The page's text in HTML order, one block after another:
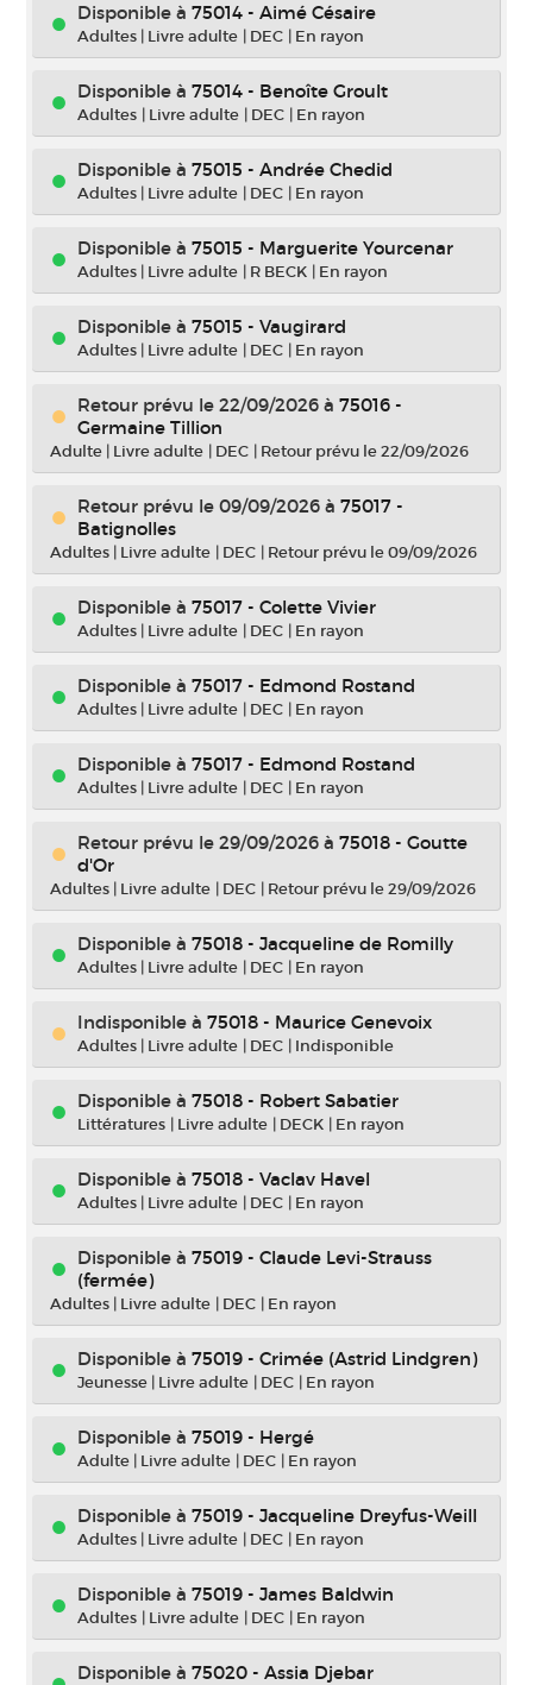
Disponible à 75014 - Aimé Césaire
Adultes | Livre adulte | DEC | En rayon
Disponible à 75014 - Benoîte Groult
Adultes | Livre adulte | DEC | En rayon
Disponible à 75015 - Andrée Chedid
Adultes | Livre adulte | DEC | En rayon
Disponible à 75015 - Marguerite Yourcenar
Adultes | Livre adulte | R BECK | En rayon
Disponible à 75015 - Vaugirard
Adultes | Livre adulte | DEC | En rayon
Retour prévu le 22/09/2026 à 75016 -
Germaine Tillion
Adulte | Livre adulte | DEC | Retour prévu le 22/09/2026
Retour prévu le 09/09/2026 à 75017 -
Batignolles
Adultes | Livre adulte | DEC | Retour prévu le 09/09/2026
Disponible à 75017 - Colette Vivier
Adultes | Livre adulte | DEC | En rayon
Disponible à 75017 - Edmond Rostand
Adultes | Livre adulte | DEC | En rayon
Disponible à 75017 - Edmond Rostand
Adultes | Livre adulte | DEC | En rayon
Retour prévu le 29/09/2026 à 75018 - Goutte
d'Or
Adultes | Livre adulte | DEC | Retour prévu le 29/09/2026
Disponible à 75018 - Jacqueline de Romilly
Adultes | Livre adulte | DEC | En rayon
Indisponible à 75018 - Maurice Genevoix
Adultes | Livre adulte | DEC | Indisponible
Disponible à 75018 - Robert Sabatier
Littératures | Livre adulte | DECK | En rayon
Disponible à 75018 - Vaclav Havel
Adultes | Livre adulte | DEC | En rayon
Disponible à 75019 - Claude Levi-Strauss
(fermée)
Adultes | Livre adulte | DEC | En rayon
Disponible à 75019 - Crimée (Astrid Lindgren)
Jeunesse | Livre adulte | DEC | En rayon
Disponible à 75019 - Hergé
Adulte | Livre adulte | DEC | En rayon
Disponible à 75019 - Jacqueline Dreyfus-Weill
Adultes | Livre adulte | DEC | En rayon
Disponible à 75019 - James Baldwin
Adultes | Livre adulte | DEC | En rayon
Disponible à 75020 - Assia Djebar